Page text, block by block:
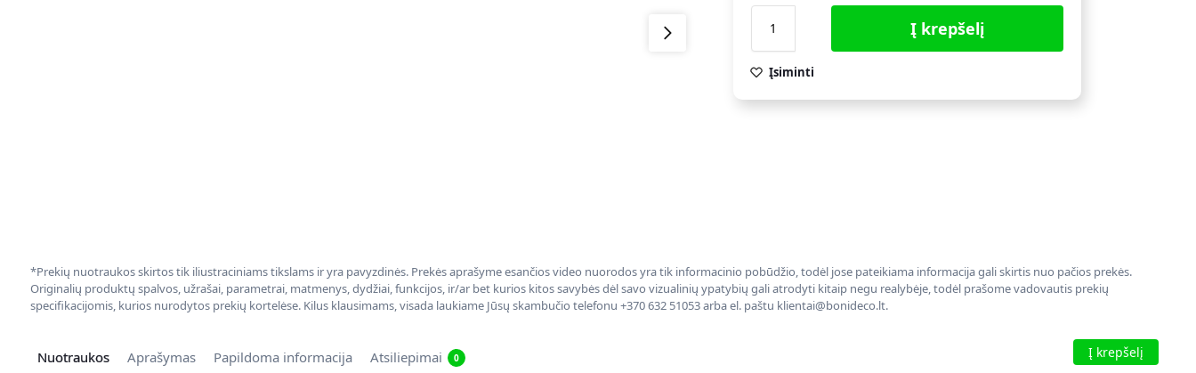
Į krepšelį
Įsiminti
*Prekių nuotraukos skirtos tik iliustraciniams tikslams ir yra pavyzdinės. Prekės aprašyme esančios video nuorodos yra tik informacinio pobūdžio, todėl jose pateikiama informacija gali skirtis nuo pačios prekės.
Originalių produktų spalvos, užrašai, parametrai, matmenys, dydžiai, funkcijos, ir/ar bet kurios kitos savybės dėl savo vizualinių ypatybių gali atrodyti kitaip negu realybėje, todėl prašome vadovautis prekių
specifikacijomis, kurios nurodytos prekių kortelėse. Kilus klausimams, visada laukiame Jūsų skambučio telefonu +370 632 51053 arba el. paštu klientai@bonideco.lt.
Nuotraukos Aprašymas Papildoma informacija Atsiliepimai 0 Į krepšelį